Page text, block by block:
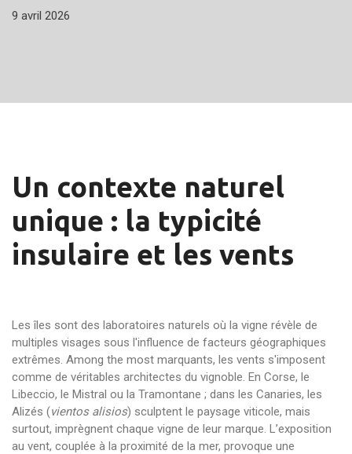
9 avril 2026
Un contexte naturel
unique : la typicité
insulaire et les vents
Les îles sont des laboratoires naturels où la vigne révèle de
multiples visages sous l'influence de facteurs géographiques
extrêmes. Among the most marquants, les vents s'imposent
comme de véritables architectes du vignoble. En Corse, le
Libeccio, le Mistral ou la Tramontane ; dans les Canaries, les
Alizés (vientos alisios) sculptent le paysage viticole, mais
surtout, imprègnent chaque vigne de leur marque. L’exposition
au vent, couplée à la proximité de la mer, provoque une